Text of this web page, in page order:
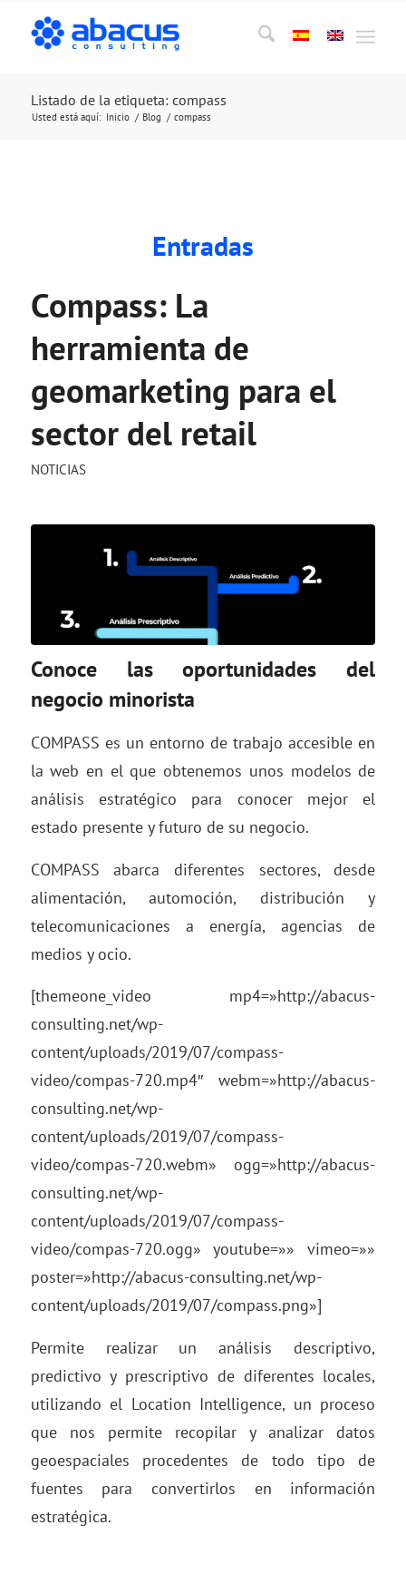
Listado de la etiqueta: compass
Usted está aquí: Inicio / Blog / compass
Entradas
Compass: La
herramienta de
geomarketing para el
sector del retail
NOTICIAS
Conoce las oportunidades del
negocio minorista
COMPASS es un entorno de trabajo accesible en
la web en el que obtenemos unos modelos de
análisis estratégico para conocer mejor el
estado presente y futuro de su negocio.
COMPASS abarca diferentes sectores, desde
alimentación, automoción, distribución y
telecomunicaciones a energía, agencias de
medios y ocio.
[themeone_video mp4=»http://abacus-
consulting.net/wp-
content/uploads/2019/07/compass-
video/compas-720.mp4″ webm=»http://abacus-
consulting.net/wp-
content/uploads/2019/07/compass-
video/compas-720.webm» ogg=»http://abacus-
consulting.net/wp-
content/uploads/2019/07/compass-
video/compas-720.ogg» youtube=»» vimeo=»»
poster=»http://abacus-consulting.net/wp-
content/uploads/2019/07/compass.png»]
Permite realizar un análisis descriptivo,
predictivo y prescriptivo de diferentes locales,
utilizando el Location Intelligence, un proceso
que nos permite recopilar y analizar datos
geoespaciales procedentes de todo tipo de
fuentes para convertirlos en información
estratégica.